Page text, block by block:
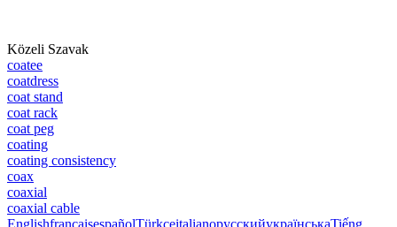
Közeli Szavak
coatee
coatdress
coat stand
coat rack
coat peg
coating
coating consistency
coax
coaxial
coaxial cable
EnglishfrançaisespañolTürkçeitalianoрусскийукраїнськаTiếng